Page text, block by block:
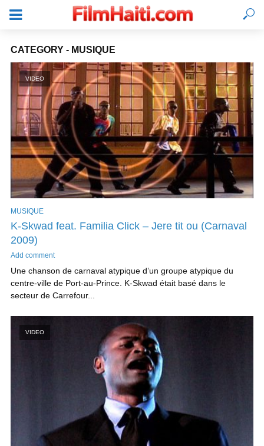
SE CONNECTER
CATEGORY - MUSIQUE
VIDEO
MUSIQUE
K-Skwad feat. Familia Click – Jere tit ou (Carnaval
2009)
Add comment
Une chanson de carnaval atypique d’un groupe atypique du
centre-ville de Port-au-Prince. K-Skwad était basé dans le
secteur de Carrefour...
VIDEO